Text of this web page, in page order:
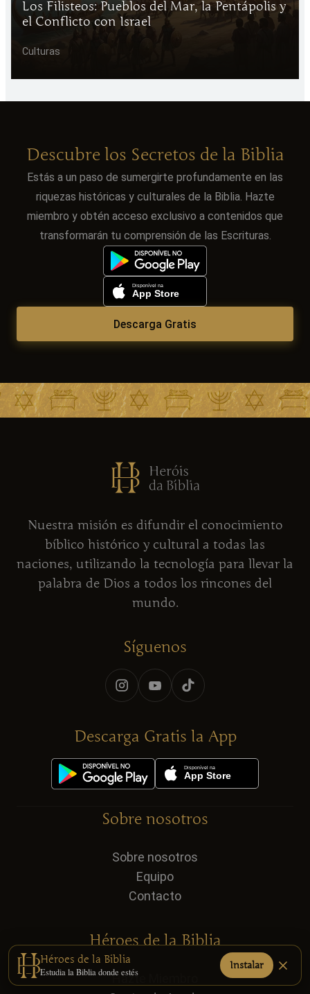
Los Filisteos: Pueblos del Mar, la Pentápolis y
el Conflicto con Israel
Culturas
Descubre los Secretos de la Biblia
Estás a un paso de sumergirte profundamente en las
riquezas históricas y culturales de la Biblia. Hazte
miembro y obtén acceso exclusivo a contenidos que
transformarán tu comprensión de las Escrituras.
Descarga Gratis
Nuestra misión es difundir el conocimiento
bíblico histórico y cultural a todas las
naciones, utilizando la tecnología para llevar la
palabra de Dios a todos los rincones del
mundo.
Síguenos
Descarga Gratis la App
Sobre nosotros
Sobre nosotros
Equipo
Contacto
Héroes de la Biblia
Hazte Miembro
Héroes de la Biblia
Estudia la Biblia donde estés
Instalar